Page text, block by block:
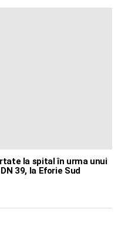
la spital în urma unui
39, la Eforie Sud